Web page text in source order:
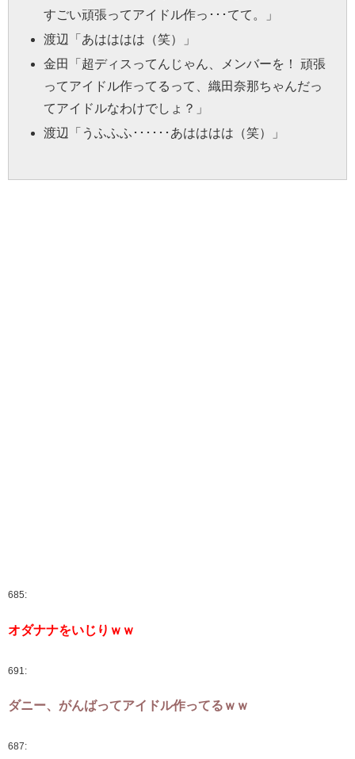
すごい頑張ってアイドル作っ･･･てて。」
渡辺
「あはははは（笑）」
金田
「超ディスってんじゃん、メンバーを！ 頑張
ってアイドル作ってるって、織田奈那ちゃんだっ
てアイドルなわけでしょ？」
渡辺
「うふふふ･･････あはははは（笑）」
685:
オダナナをいじりｗｗ
691:
ダニー、がんばってアイドル作ってるｗｗ
687: